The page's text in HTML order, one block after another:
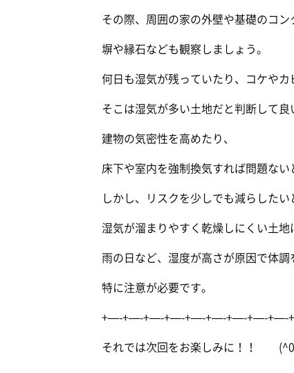
その際、周囲の家の外壁や基礎のコン
塀や縁石なども観察しましょう。
何日も湿気が残っていたり、コケやカ
そこは湿気が多い土地だと判断して良
建物の気密性を高めたり、
床下や室内を強制換気すれば問題ない
しかし、リスクを少しでも減らしたい
湿気が溜まりやすく乾燥しにくい土地
雨の日など、湿度が高さが原因で体調
特に注意が必要です。
+—-+—-+—-+—-+—-+—-+—-+—-+—-
それでは次回をお楽しみに！！